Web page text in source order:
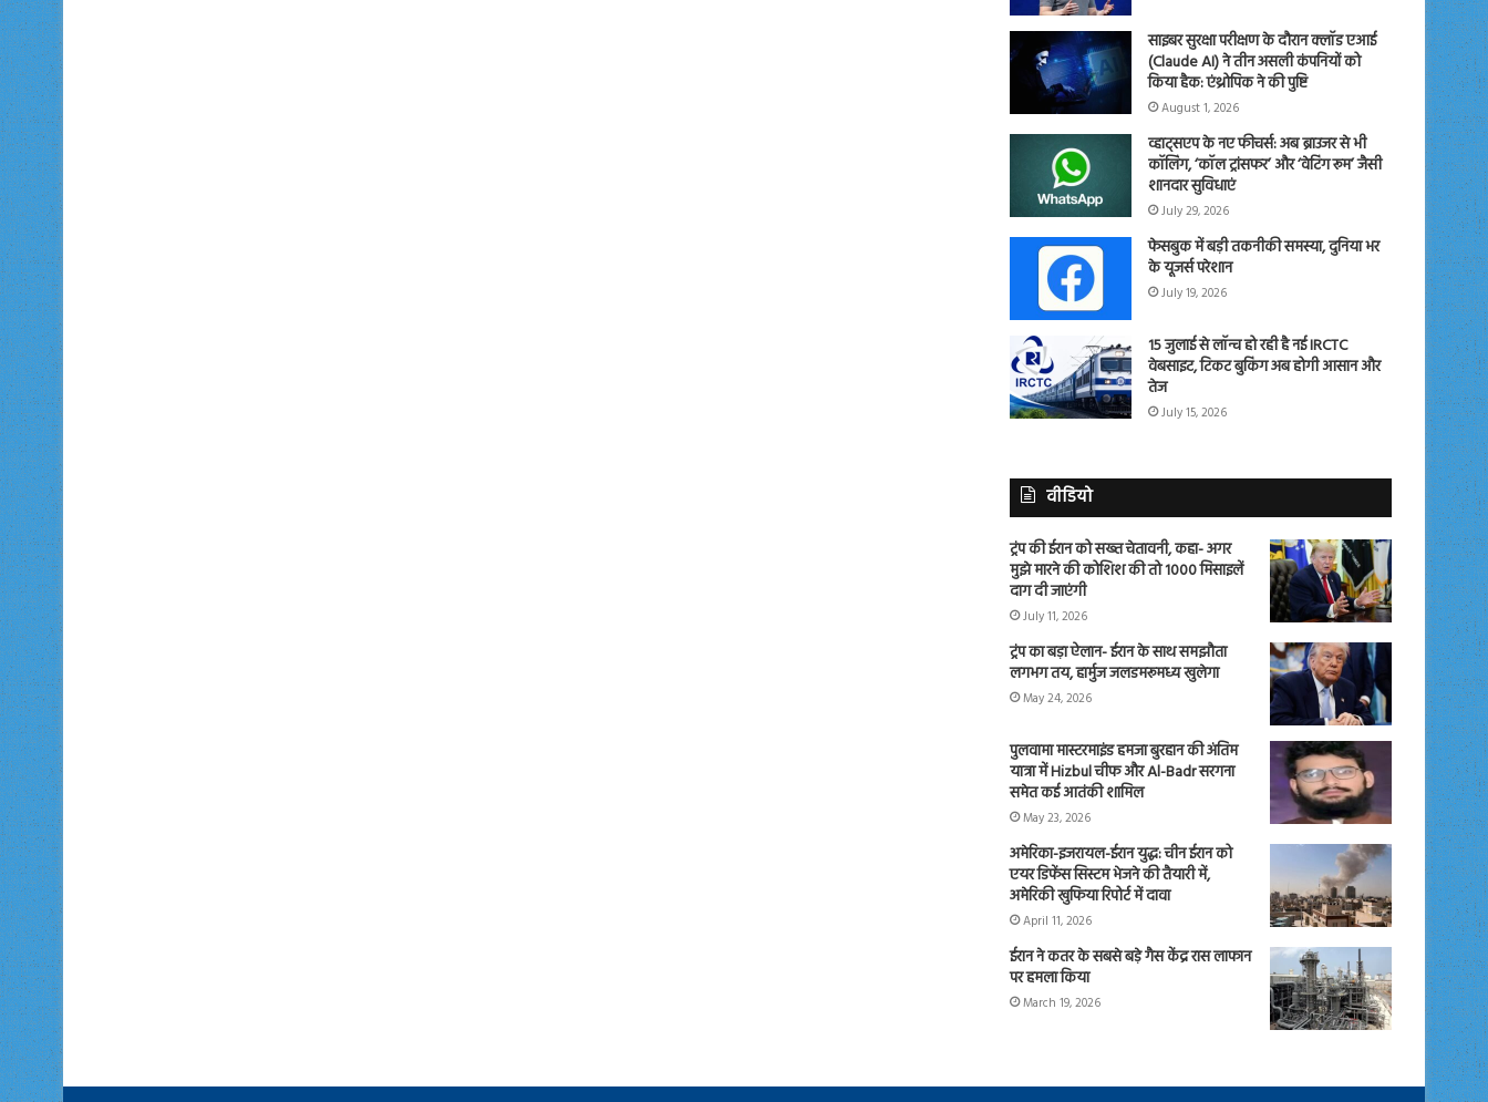
साइबर सुरक्षा परीक्षण के दौरान क्लॉड एआई
(Claude AI) ने तीन असली कंपनियों को
किया हैक: एंथ्रोपिक ने की पुष्टि
August 1, 2026
व्हाट्सएप के नए फीचर्स: अब ब्राउजर से भी
कॉलिंग, ‘कॉल ट्रांसफर’ और ‘वेटिंग रूम’ जैसी
शानदार सुविधाएं
July 29, 2026
फेसबुक में बड़ी तकनीकी समस्या, दुनिया भर
के यूजर्स परेशान
July 19, 2026
15 जुलाई से लॉन्च हो रही है नई IRCTC
वेबसाइट, टिकट बुकिंग अब होगी आसान और
तेज
July 15, 2026
वीडियो
ट्रंप की ईरान को सख्त चेतावनी, कहा- अगर
मुझे मारने की कोशिश की तो 1000 मिसाइलें
दाग दी जाएंगी
July 11, 2026
ट्रंप का बड़ा ऐलान- ईरान के साथ समझौता
लगभग तय, हार्मुज जलडमरूमध्य खुलेगा
May 24, 2026
पुलवामा मास्टरमाइंड हमजा बुरहान की अंतिम
यात्रा में Hizbul चीफ और Al-Badr सरगना
समेत कई आतंकी शामिल
May 23, 2026
अमेरिका-इजरायल-ईरान युद्ध: चीन ईरान को
एयर डिफेंस सिस्टम भेजने की तैयारी में,
अमेरिकी खुफिया रिपोर्ट में दावा
April 11, 2026
ईरान ने कतर के सबसे बड़े गैस केंद्र रास लाफान
पर हमला किया
March 19, 2026